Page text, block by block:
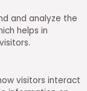
and analyze the
helps in
visitors interact